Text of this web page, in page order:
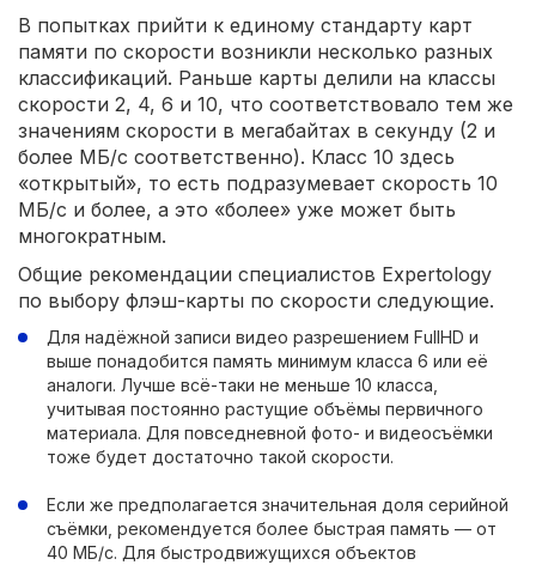
В попытках прийти к единому стандарту карт
памяти по скорости возникли несколько разных
классификаций. Раньше карты делили на классы
скорости 2, 4, 6 и 10, что соответствовало тем же
значениям скорости в мегабайтах в секунду (2 и
более МБ/с соответственно). Класс 10 здесь
«открытый», то есть подразумевает скорость 10
МБ/с и более, а это «более» уже может быть
многократным.
Общие рекомендации специалистов Expertology
по выбору флэш-карты по скорости следующие.
Для надёжной записи видео разрешением FullHD и
выше понадобится память минимум класса 6 или её
аналоги. Лучше всё-таки не меньше 10 класса,
учитывая постоянно растущие объёмы первичного
материала. Для повседневной фото- и видеосъёмки
тоже будет достаточно такой скорости.
Если же предполагается значительная доля серийной
съёмки, рекомендуется более быстрая память — от
40 МБ/с. Для быстродвижущихся объектов